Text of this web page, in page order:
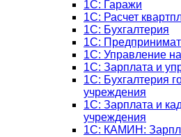
1С: Гаражи
1C: Расчет
1C: Бухгалтерия
1C:
1C: Управление
1C: Зарплата и
1C: Бухгалтерия
учреждения
1C: Зарплата и
учреждения
1C: КАМИН: